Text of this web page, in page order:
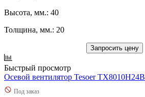
Высота, мм.: 40
Толщина, мм.: 20
Запросить цену
Быстрый просмотр
Осевой вентилятор Tesoer TX8010H24B
Под заказ